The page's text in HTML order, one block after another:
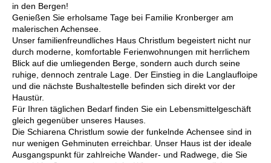
in den Bergen!
Genießen Sie erholsame Tage bei Familie Kronberger am
malerischen Achensee.
Unser familienfreundliches Haus Christlum begeistert nicht nur
durch moderne, komfortable Ferienwohnungen mit herrlichem
Blick auf die umliegenden Berge, sondern auch durch seine
ruhige, dennoch zentrale Lage. Der Einstieg in die Langlaufloipe
und die nächste Bushaltestelle befinden sich direkt vor der
Haustür.
Für Ihren täglichen Bedarf finden Sie ein Lebensmittelgeschäft
gleich gegenüber unseres Hauses.
Die Schiarena Christlum sowie der funkelnde Achensee sind in
nur wenigen Gehminuten erreichbar. Unser Haus ist der ideale
Ausgangspunkt für zahlreiche Wander- und Radwege, die Sie